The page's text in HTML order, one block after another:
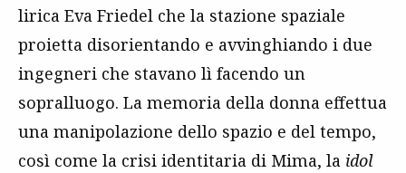
lirica Eva Friedel che la stazione spaziale
proietta disorientando e avvinghiando i due
ingegneri che stavano lì facendo un
sopralluogo. La memoria della donna effettua
una manipolazione dello spazio e del tempo,
così come la crisi identitaria di Mima, la idol